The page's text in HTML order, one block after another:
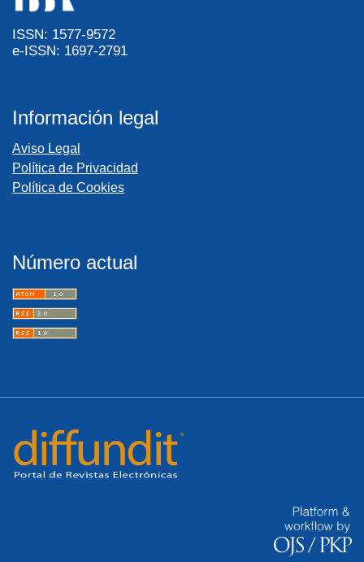
ISSN: 1577-9572
e-ISSN: 1697-2791
Información legal
Aviso Legal
Política de Privacidad
Política de Cookies
Número actual